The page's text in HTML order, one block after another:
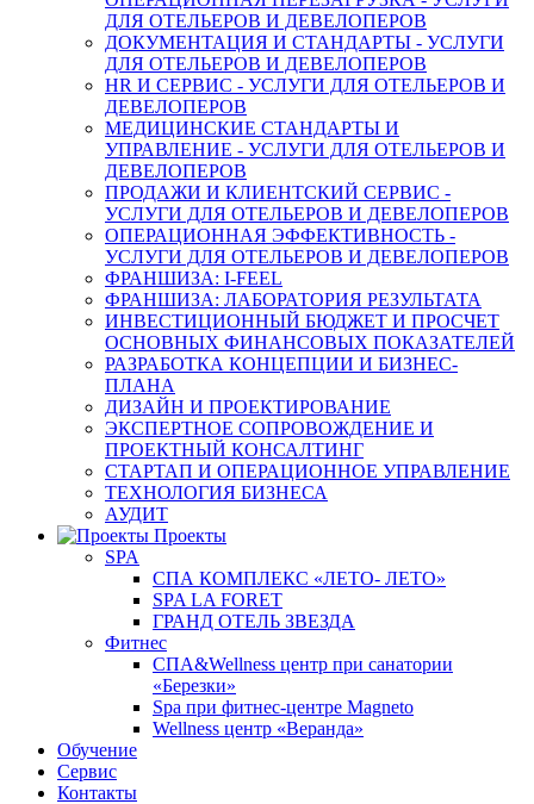
ДЛЯ ОТЕЛЬЕРОВ И ДЕВЕЛОПЕРОВ
ДОКУМЕНТАЦИЯ И СТАНДАРТЫ - УСЛУГИ
ДЛЯ ОТЕЛЬЕРОВ И ДЕВЕЛОПЕРОВ
HR И СЕРВИС - УСЛУГИ ДЛЯ ОТЕЛЬЕРОВ И
ДЕВЕЛОПЕРОВ
МЕДИЦИНСКИЕ СТАНДАРТЫ И
УПРАВЛЕНИЕ - УСЛУГИ ДЛЯ ОТЕЛЬЕРОВ И
ДЕВЕЛОПЕРОВ
ПРОДАЖИ И КЛИЕНТСКИЙ СЕРВИС -
УСЛУГИ ДЛЯ ОТЕЛЬЕРОВ И ДЕВЕЛОПЕРОВ
ОПЕРАЦИОННАЯ ЭФФЕКТИВНОСТЬ -
УСЛУГИ ДЛЯ ОТЕЛЬЕРОВ И ДЕВЕЛОПЕРОВ
ФРАНШИЗА: I-FEEL
ФРАНШИЗА: ЛАБОРАТОРИЯ РЕЗУЛЬТАТА
ИНВЕСТИЦИОННЫЙ БЮДЖЕТ И ПРОСЧЕТ
ОСНОВНЫХ ФИНАНСОВЫХ ПОКАЗАТЕЛЕЙ
РАЗРАБОТКА КОНЦЕПЦИИ И БИЗНЕС-
ПЛАНА
ДИЗАЙН И ПРОЕКТИРОВАНИЕ
ЭКСПЕРТНОЕ СОПРОВОЖДЕНИЕ И
ПРОЕКТНЫЙ КОНСАЛТИНГ
СТАРТАП И ОПЕРАЦИОННОЕ УПРАВЛЕНИЕ
ТЕХНОЛОГИЯ БИЗНЕСА
АУДИТ
Проекты
SPA
СПА КОМПЛЕКС «ЛЕТО- ЛЕТО»
SPA LA FORET
ГРАНД ОТЕЛЬ ЗВЕЗДА
Фитнес
СПА&Wellness центр при санатории
«Березки»
Spa при фитнес-центре Magneto
Wellness центр «Веранда»
Обучение
Сервис
Контакты